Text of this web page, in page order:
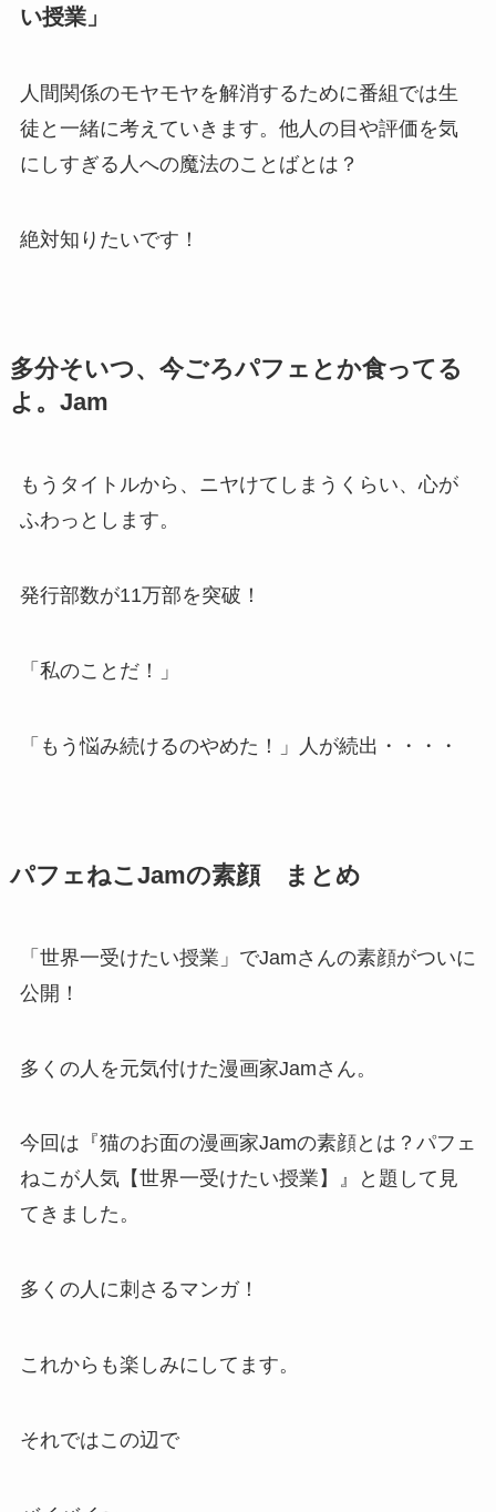
い授業」
人間関係のモヤモヤを解消するために番組では生
徒と一緒に考えていきます。他人の目や評価を気
にしすぎる人への魔法のことばとは？
絶対知りたいです！
多分そいつ、今ごろパフェとか食ってる
よ。Jam
もうタイトルから、ニヤけてしまうくらい、心が
ふわっとします。
発行部数が11万部を突破！
「私のことだ！」
「もう悩み続けるのやめた！」人が続出・・・・
パフェねこJamの素顔 まとめ
「世界一受けたい授業」でJamさんの素顔がついに
公開！
多くの人を元気付けた漫画家Jamさん。
今回は『猫のお面の漫画家Jamの素顔とは？パフェ
ねこが人気【世界一受けたい授業】』と題して見
てきました。
多くの人に刺さるマンガ！
これからも楽しみにしてます。
それではこの辺で